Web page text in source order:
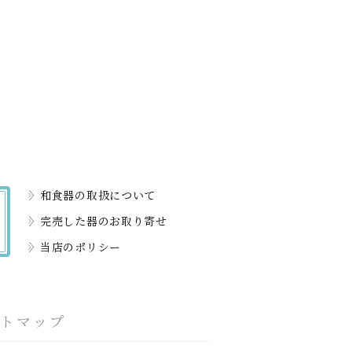
和食器の取扱について
完売した器のお取り寄せ
当店のポリシー
マップ